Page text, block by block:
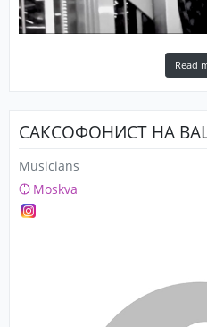
Read
САКСОФОНИСТ НА
Musicians
Moskva